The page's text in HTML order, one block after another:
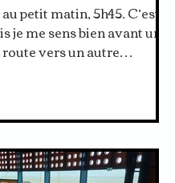
petit matin, 5h45. C’est
je me sens bien avant une
vers un autre